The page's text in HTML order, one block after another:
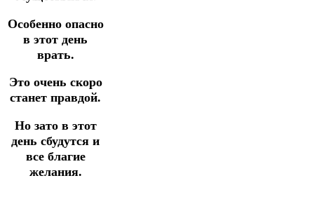
Особенно опасно
в этот день
врать.
Это очень скоро
станет правдой.
Но зато в этот
день сбудутся и
все благие
желания.